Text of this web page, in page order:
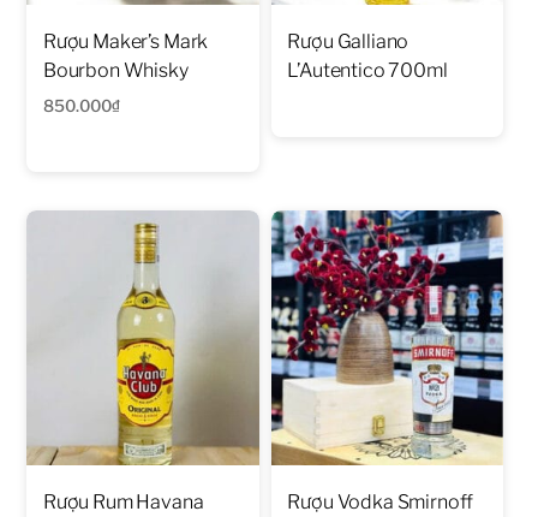
Rượu Maker’s Mark
Bourbon Whisky
850.000₫
Rượu Galliano
L’Autentico 700ml
Rượu Rum Havana
Rượu Vodka Smirnoff